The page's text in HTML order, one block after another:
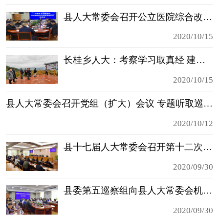
县人大常委会召开公立医院综合改革工作调研座谈会
2020/10/15
长桂乡人大：考察学习取真经 建言献策促发展
2020/10/15
县人大常委会召开党组（扩大）会议 专题听取巡察工作情况汇报
2020/10/12
县十七届人大常委会召开第十二次主任会议
2020/09/30
县委第五巡察组向县人大常委会机关党组反馈巡察情况
2020/09/30